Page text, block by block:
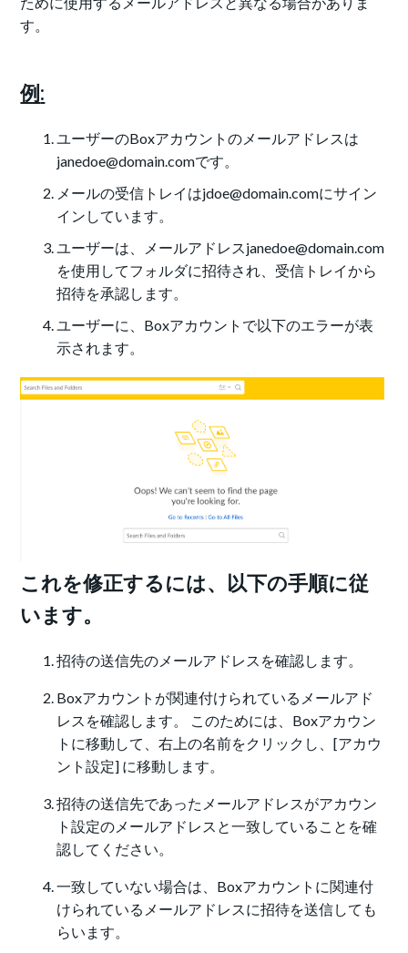
す。
例:
ユーザーのBoxアカウントのメールアドレスは
janedoe@domain.comです。
メールの受信トレイはjdoe@domain.comにサイン
インしています。
ユーザーは、メールアドレスjanedoe@domain.com
を使用してフォルダに招待され、受信トレイから
招待を承認します。
ユーザーに、Boxアカウントで以下のエラーが表
示されます。
これを修正するには、以下の手順に従
います。
招待の送信先のメールアドレスを確認します。
Boxアカウントが関連付けられているメールアド
レスを確認します。 このためには、Boxアカウン
トに移動して、右上の名前をクリックし、[アカウ
ント設定] に移動します。
招待の送信先であったメールアドレスがアカウン
ト設定のメールアドレスと一致していることを確
認してください。
一致していない場合は、Boxアカウントに関連付
けられているメールアドレスに招待を送信しても
らいます。